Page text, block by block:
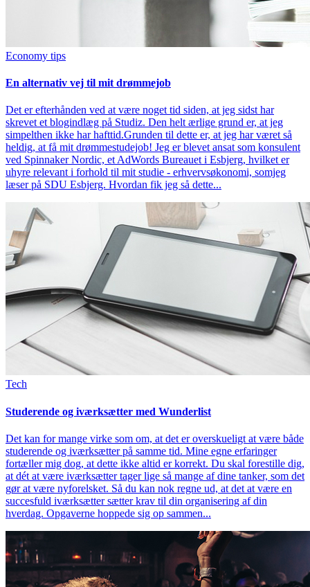
Economy tips
En alternativ vej til mit drømmejob
Det er efterhånden ved at være noget tid siden, at jeg sidst har
skrevet et blogindlæg på Studiz. Den helt ærlige grund er, at jeg
simpelthen ikke har hafttid.Grunden til dette er, at jeg har været så
heldig, at få mit drømmestudejob! Jeg er blevet ansat som konsulent
ved Spinnaker Nordic, et AdWords Bureauet i Esbjerg, hvilket er
uhyre relevant i forhold til mit studie - erhvervsøkonomi, somjeg
læser på SDU Esbjerg. Hvordan fik jeg så dette...
Tech
Studerende og iværksætter med Wunderlist
Det kan for mange virke som om, at det er overskueligt at være både
studerende og iværksætter på samme tid. Mine egne erfaringer
fortæller mig dog, at dette ikke altid er korrekt. Du skal forestille dig,
at dét at være iværksætter tager lige så mange af dine tanker, som det
gør at være nyforelsket. Så du kan nok regne ud, at det at være en
succesfuld iværksætter sætter krav til din organisering af din
hverdag. Opgaverne hoppede sig op sammen...